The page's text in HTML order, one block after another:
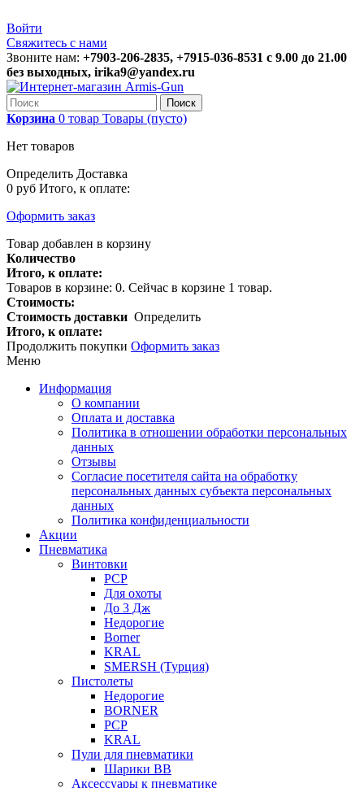
Войти
Свяжитесь с нами
Звоните нам: +7903-206-2835, +7915-036-8531 с 9.00 до 21.00
без выходных, irika9@yandex.ru
Поиск
Корзина 0 товар Товары (пусто)
Нет товаров
Определить Доставка
0 руб Итого, к оплате:
Оформить заказ
Товар добавлен в корзину
Количество
Итого, к оплате:
Товаров в корзине: 0. Сейчас в корзине 1 товар.
Стоимость:
Стоимость доставки Определить
Итого, к оплате:
Продолжить покупки Оформить заказ
Меню
Информация
О компании
Оплата и доставка
Политика в отношении обработки персональных
данных
Отзывы
Согласие посетителя сайта на обработку
персональных данных субъекта персональных
данных
Политика конфиденциальности
Акции
Пневматика
Винтовки
PCP
Для охоты
До 3 Дж
Недорогие
Borner
KRAL
SMERSH (Турция)
Пистолеты
Недорогие
BORNER
PCP
KRAL
Пули для пневматики
Шарики BB
Аксессуары к пневматике